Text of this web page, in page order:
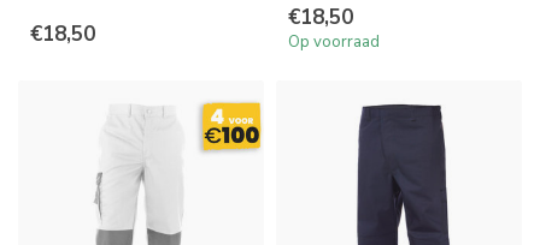
€18,50
€18,50
Op voorraad